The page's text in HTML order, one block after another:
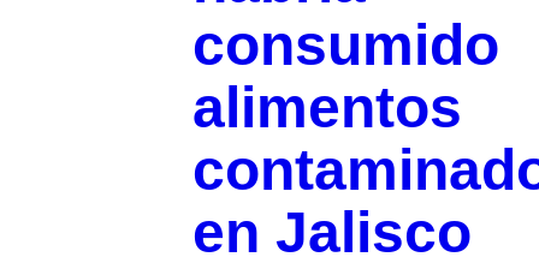
consumido
alimentos
en Jalisco